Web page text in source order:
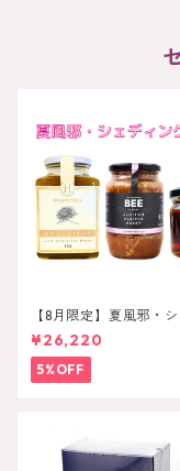
【8月限定】夏風邪・シ
ンングセット
¥26,220
5%OFF